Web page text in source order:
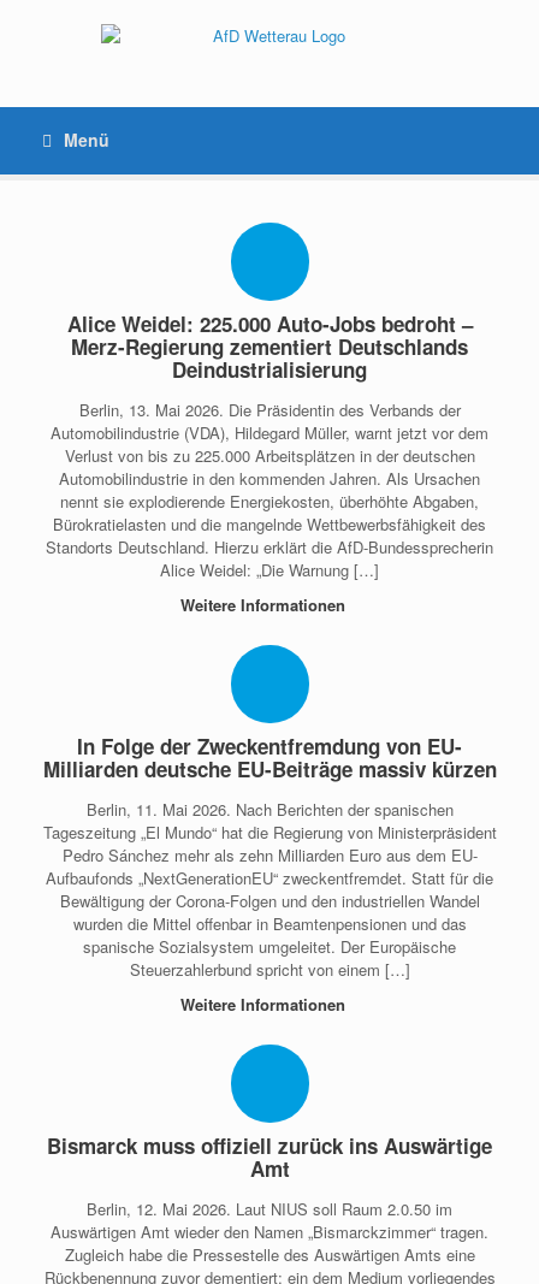
Menü
Alice Weidel: 225.000 Auto-Jobs bedroht –
Merz-Regierung zementiert Deutschlands
Deindustrialisierung
Berlin, 13. Mai 2026. Die Präsidentin des Verbands der
Automobilindustrie (VDA), Hildegard Müller, warnt jetzt vor dem
Verlust von bis zu 225.000 Arbeitsplätzen in der deutschen
Automobilindustrie in den kommenden Jahren. Als Ursachen
nennt sie explodierende Energiekosten, überhöhte Abgaben,
Bürokratielasten und die mangelnde Wettbewerbsfähigkeit des
Standorts Deutschland. Hierzu erklärt die AfD-Bundessprecherin
Alice Weidel: „Die Warnung […]
Weitere Informationen
In Folge der Zweckentfremdung von EU-
Milliarden deutsche EU-Beiträge massiv kürzen
Berlin, 11. Mai 2026. Nach Berichten der spanischen
Tageszeitung „El Mundo“ hat die Regierung von Ministerpräsident
Pedro Sánchez mehr als zehn Milliarden Euro aus dem EU-
Aufbaufonds „NextGenerationEU“ zweckentfremdet. Statt für die
Bewältigung der Corona-Folgen und den industriellen Wandel
wurden die Mittel offenbar in Beamtenpensionen und das
spanische Sozialsystem umgeleitet. Der Europäische
Steuerzahlerbund spricht von einem […]
Weitere Informationen
Bismarck muss offiziell zurück ins Auswärtige
Amt
Berlin, 12. Mai 2026. Laut NIUS soll Raum 2.0.50 im
Auswärtigen Amt wieder den Namen „Bismarckzimmer“ tragen.
Zugleich habe die Pressestelle des Auswärtigen Amts eine
Rückbenennung zuvor dementiert; ein dem Medium vorliegendes